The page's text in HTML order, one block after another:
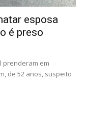
esposa
é preso
prenderam em
de 52 anos, suspeito